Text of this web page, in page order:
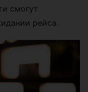
смогут
рейса.